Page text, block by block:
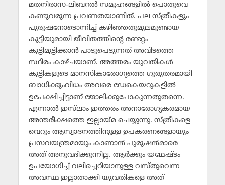
മതനിരാസ-ലിബറല്‍ സമൂഹങ്ങളില്‍ പൊതുവെ
കണ്ടുവരുന്ന പ്രവണതയാണിത്. പല സ്ത്രീകളും
പുരുഷനോടൊന്നിച്ച് കഴിഞ്ഞതുമൂലമുണ്ടായ
കുട്ടിയുമായി ജീവിതത്തിന്റെ രണ്ടറ്റം
കൂട്ടിമുട്ടിക്കാന്‍ പാടുപെടുന്നത് അവിടത്തെ
സ്ഥിരം കാഴ്ചയാണ്. അത്തരം യുവതികള്‍
കുട്ടികളുടെ മാനസികാരോഗ്യത്തെ ഗുരുതരമായി
ബാധിക്കുംവിധം അവരെ ഡേകെയറുകളില്‍
ഉപേക്ഷിച്ചിട്ടാണ് ജോലിക്കുപോകുന്നതുതന്നെ.
എന്നാല്‍ ഇസ്‌ലാം ഇത്തരം അനാരോഗ്യകരമായ
അന്തരീക്ഷത്തെ ഇല്ലായ്മ ചെയ്യുന്നു. സ്ത്രീകളെ
വെറും ആസ്വാദനത്തിനുള്ള ഉപകരണങ്ങളായും
പ്രസവയന്ത്രമായും കാണാന്‍ പുരുഷന്‍മാരെ
അത് അനുവദിക്കുന്നില്ല. ആര്‍ക്കും യഥേഷ്ടം
ഉപയോഗിച്ച് വലിച്ചെറിയാനുള്ള വസ്തുവെന്ന
അവസ്ഥ ഇല്ലാതാക്കി യുവതികളെ അത്